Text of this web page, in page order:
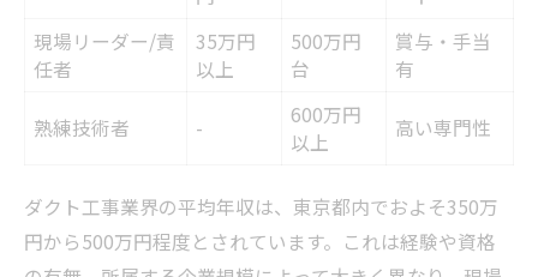
現場リーダー/責
任者
35万円
以上
500万円
台
賞与・手当
有
熟練技術者 -
600万円
以上
高い専門性
ダクト工事業界の平均年収は、東京都内でおよそ350万
円から500万円程度とされています。これは経験や資格